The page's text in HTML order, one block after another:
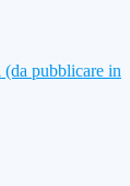
pubblicare in